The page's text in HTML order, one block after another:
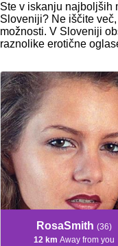
Ste v iskanju najboljših
Sloveniji? Ne iščite
možnosti. V Sloveniji
raznolike erotične
RosaSmith (36)
12 km Away from you